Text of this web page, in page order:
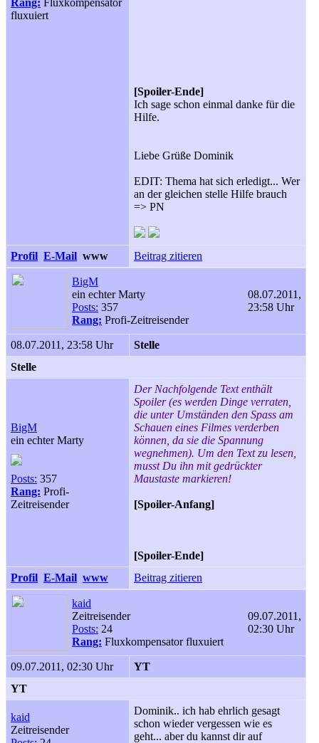
Rang: Fluxkompensator
fluxuiert
[Spoiler-Ende]
Ich sage schon einmal danke für die
Hilfe.
Liebe Grüße Dominik
EDIT: Thema hat sich erledigt... Wer
an der gleichen stelle Hilfe brauch
=> PN
Profil E-Mail www Beitrag zitieren
BigM
ein echter Marty
Posts: 357
Rang: Profi-Zeitreisender
08.07.2011,
23:58 Uhr
08.07.2011, 23:58 Uhr
Stelle
Stelle
BigM
ein echter Marty
Posts: 357
Rang: Profi-
Zeitreisender
Der Nachfolgende Text enthält
Spoiler (es werden Dinge verraten,
die unter Umständen den Spass am
Schauen eines Filmes verderben
können, da sie die Spannung
wegnehmen). Um den Text zu lesen,
musst Du ihn mit gedrückter
Maustaste markieren!
[Spoiler-Anfang]
[Spoiler-Ende]
Profil E-Mail www Beitrag zitieren
kaid
Zeitreisender
Posts: 24
Rang: Fluxkompensator fluxuiert
09.07.2011,
02:30 Uhr
09.07.2011, 02:30 Uhr
YT
YT
kaid
Zeitreisender
Dominik.. ich hab ehrlich gesagt
schon wieder vergessen wie es
geht... aber du kannst dir auf